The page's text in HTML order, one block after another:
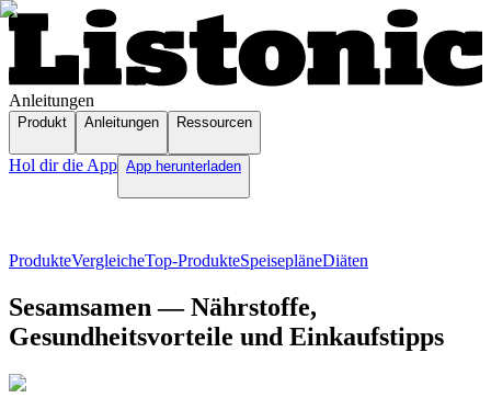
Anleitungen
Produkt Anleitungen Ressourcen
Hol dir die App App herunterladen
ProdukteVergleicheTop-ProdukteSpeisepläneDiäten
Sesamsamen — Nährstoffe,
Gesundheitsvorteile und Einkaufstipps